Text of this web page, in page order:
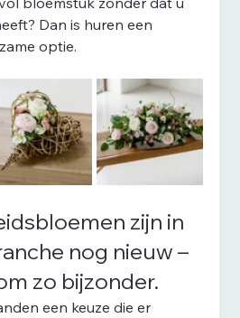
Dan is huren een
optie.
zijn in
nog nieuw –
zo bijzonder.
een keuze die er